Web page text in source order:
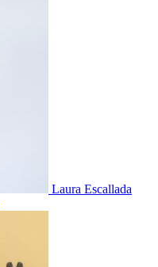
Laura Escallada